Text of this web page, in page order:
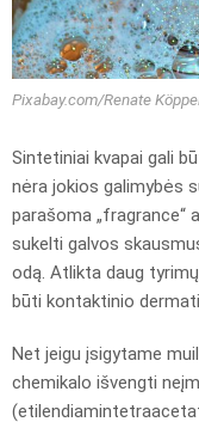
Pixabay.com/Renate
Sintetiniai kvapai gali
nėra jokios galimybės
parašoma „fragrance“
sukelti galvos
odą. Atlikta daug
būti kontaktinio
Net jeigu įsigytame
chemikalo išvengti